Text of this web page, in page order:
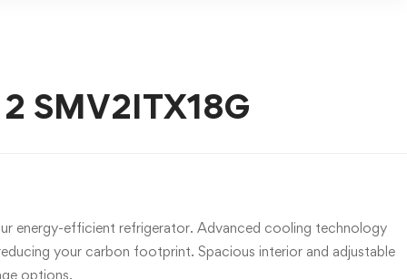
SMV2ITX18G
energy-efficient refrigerator. Advanced cooling technology
your carbon footprint. Spacious interior and adjustable
options.